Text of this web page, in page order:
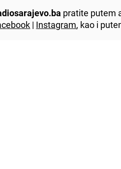
pratite putem
| Instagram, kao i